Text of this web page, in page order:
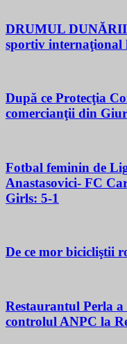
DRUMUL
sportiv internaţional
După ce Protecţia
comercianţii din
Fotbal feminin de
Anastasovici- FC
Girls: 5-1
De ce mor bicicliştii
Restaurantul Perla a
controlul ANPC la